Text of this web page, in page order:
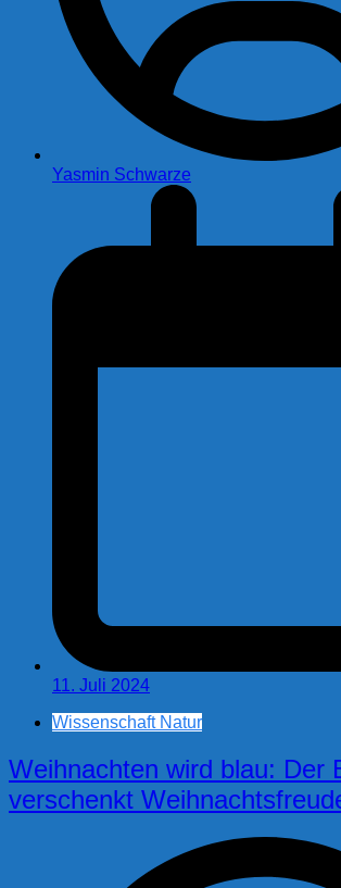
Yasmin Schwarze
11. Juli 2024
Wissenschaft Natur
Weihnachten wird blau: Der
verschenkt